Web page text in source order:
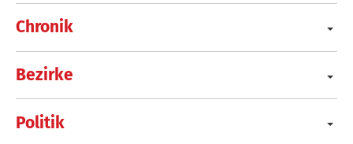
Chronik
Bezirke
Politik